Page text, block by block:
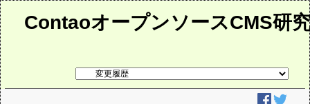
ContaoオープンソースCMS研